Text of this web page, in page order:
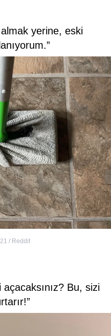
yerine, eski
/ Reddit
Bu, sizi